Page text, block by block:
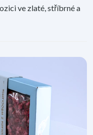
ve zlaté, stříbrné a